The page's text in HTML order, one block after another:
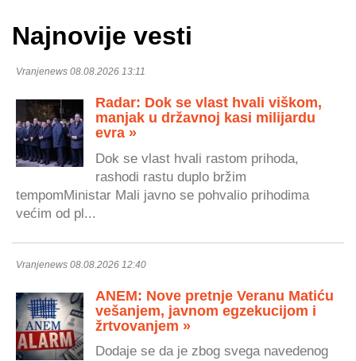
Najnovije vesti
Vranjenews 08.08.2026 13:11
Radar: Dok se vlast hvali viškom,
manjak u državnoj kasi milijardu
evra »
Dok se vlast hvali rastom prihoda,
rashodi rastu duplo bržim
tempomMinistar Mali javno se pohvalio prihodima
većim od pl...
Vranjenews 08.08.2026 12:40
ANEM: Nove pretnje Veranu Matiću
vešanjem, javnom egzekucijom i
žrtvovanjem »
Dodaje se da je zbog svega navedenog